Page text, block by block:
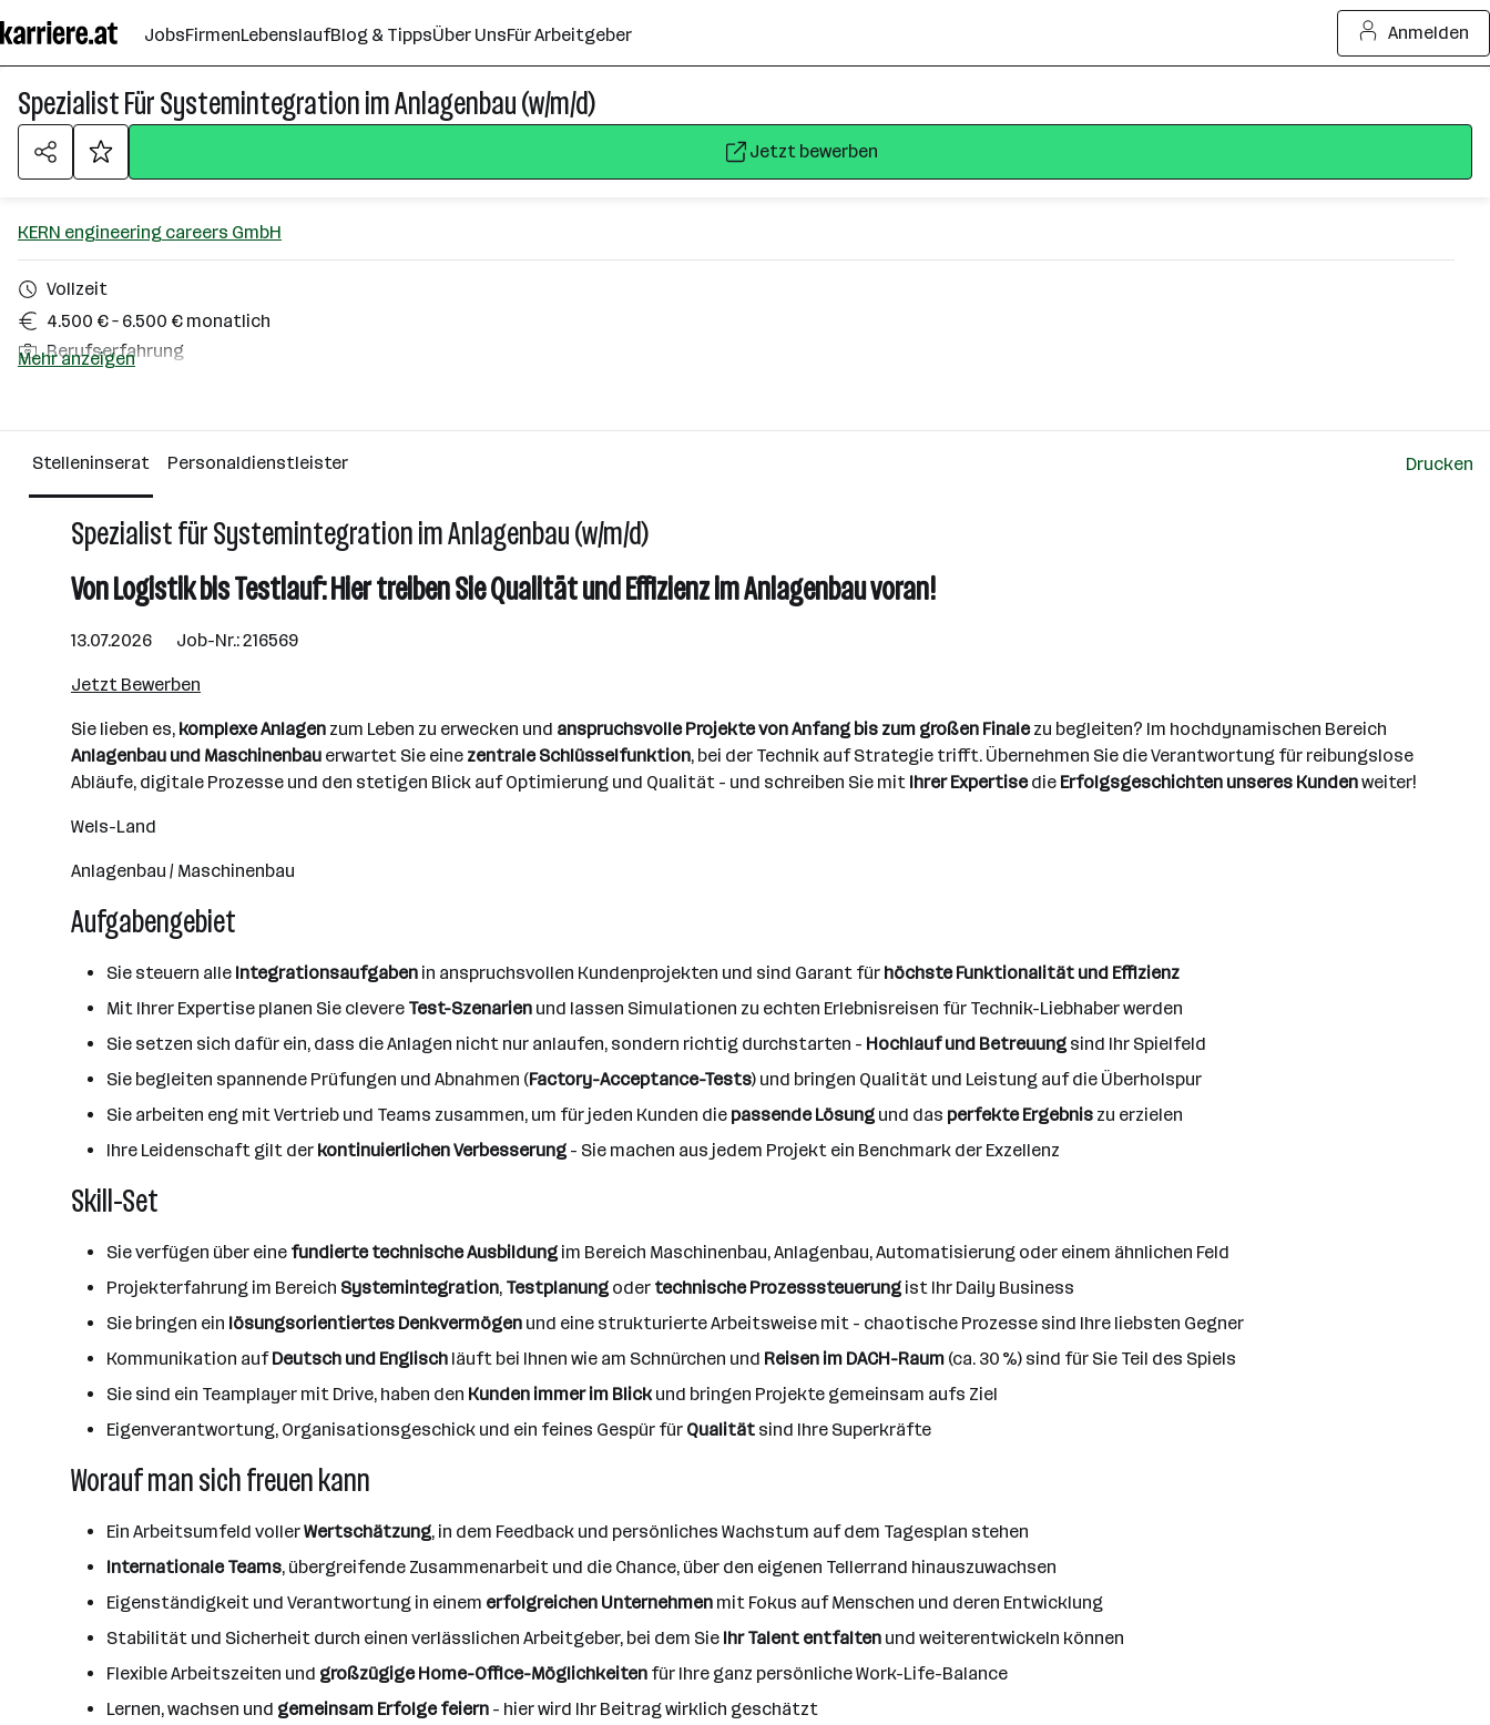
Seiteninhalt
springen
JobsFirmenLebenslaufBlog & TippsÜber UnsFür Arbeitgeber Anmelden
Spezialist Für Systemintegration im Anlagenbau (w/m/d)
Jetzt bewerben
KERN engineering careers GmbH
Vollzeit
4.500 € – 6.500 € monatlich
Berufserfahrung
Linz
Mehr anzeigen
Stelleninserat Personaldienstleister Drucken
Spezialist für Systemintegration im Anlagenbau (w/m/d)
Von Logistik bis Testlauf: Hier treiben Sie Qualität und Effizienz im Anlagenbau voran!
13.07.2026 Job-Nr.: 216569
Jetzt Bewerben
Sie lieben es, komplexe Anlagen zum Leben zu erwecken und anspruchsvolle Projekte von Anfang bis zum großen Finalezu begleiten? Im hochdynamischen Bereich
Anlagenbau und Maschinenbau erwartet Sie eine zentrale Schlüsselfunktion, bei der Technik auf Strategie trifft. Übernehmen Sie die Verantwortung für reibungslose
Abläufe, digitale Prozesse und den stetigen Blick auf Optimierung und Qualität - und schreiben Sie mit Ihrer Expertisedie Erfolgsgeschichten unseres Kundenweiter!
Wels-Land
Anlagenbau / Maschinenbau
Aufgabengebiet
Sie steuern alle Integrationsaufgaben in anspruchsvollen Kundenprojekten und sind Garant für höchste Funktionalität und Effizienz
Mit Ihrer Expertise planen Sie clevere Test-Szenarien und lassen Simulationen zu echten Erlebnisreisen für Technik-Liebhaber werden
Sie setzen sich dafür ein, dass die Anlagen nicht nur anlaufen, sondern richtig durchstarten - Hochlauf und Betreuung sind Ihr Spielfeld
Sie begleiten spannende Prüfungen und Abnahmen (Factory-Acceptance-Tests) und bringen Qualität und Leistung auf die Überholspur
Sie arbeiten eng mit Vertrieb und Teams zusammen, um für jeden Kunden die passende Lösung und das perfekte Ergebnis zu erzielen
Ihre Leidenschaft gilt der kontinuierlichen Verbesserung - Sie machen aus jedem Projekt ein Benchmark der Exzellenz
Skill-Set
Sie verfügen über eine fundierte technische Ausbildung im Bereich Maschinenbau, Anlagenbau, Automatisierung oder einem ähnlichen Feld
Projekterfahrung im Bereich Systemintegration, Testplanung oder technische Prozesssteuerung ist Ihr Daily Business
Sie bringen ein lösungsorientiertes Denkvermögen und eine strukturierte Arbeitsweise mit - chaotische Prozesse sind Ihre liebsten Gegner
Kommunikation aufDeutsch und Englisch läuft bei Ihnen wie am Schnürchen und Reisen im DACH-Raum (ca. 30 %) sind für Sie Teil des Spiels
Sie sind ein Teamplayer mit Drive, haben den Kunden immer im Blickund bringen Projekte gemeinsam aufs Ziel
Eigenverantwortung, Organisationsgeschick und ein feines Gespür für Qualität sind Ihre Superkräfte
Worauf man sich freuen kann
Ein Arbeitsumfeld vollerWertschätzung, in dem Feedback und persönliches Wachstum auf dem Tagesplan stehen
Internationale Teams, übergreifende Zusammenarbeit und die Chance, über den eigenen Tellerrand hinauszuwachsen
Eigenständigkeit und Verantwortung in einem erfolgreichen Unternehmen mit Fokus auf Menschen und deren Entwicklung
Stabilität und Sicherheit durch einen verlässlichen Arbeitgeber, bei dem Sie Ihr Talent entfalten und weiterentwickeln können
Flexible Arbeitszeiten und großzügige Home-Office-Möglichkeiten für Ihre ganz persönliche Work-Life-Balance
Lernen, wachsen und gemeinsam Erfolge feiern - hier wird Ihr Beitrag wirklich geschätzt